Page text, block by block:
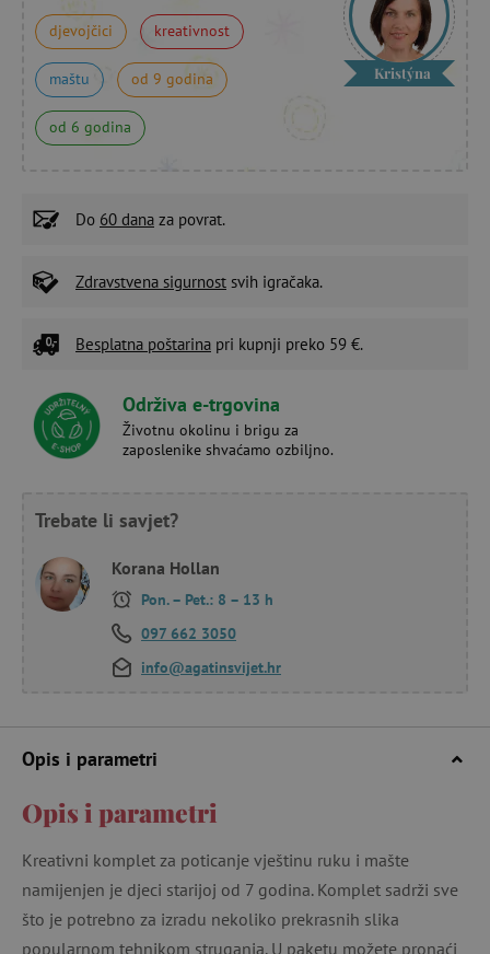
djevojčici kreativnost
maštu od 9 godina
od 6 godina
Kristýna
Do 60 dana za povrat.
Zdravstvena sigurnost svih igračaka.
Besplatna poštarina pri kupnji preko 59 €.
Održiva e-trgovina
Životnu okolinu i brigu za
zaposlenike shvaćamo ozbiljno.
Trebate li savjet?
Korana Hollan
Pon. – Pet.: 8 – 13 h
097 662 3050
info@agatinsvijet.hr
Opis i parametri
Opis i parametri
Kreativni komplet za poticanje vještinu ruku i mašte
namijenjen je djeci starijoj od 7 godina. Komplet sadrži sve
što je potrebno za izradu nekoliko prekrasnih slika
popularnom tehnikom struganja. U paketu možete pronaći